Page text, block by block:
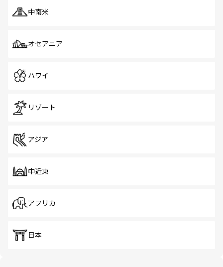
中南米
オセアニア
ハワイ
リゾート
アジア
中近東
アフリカ
日本